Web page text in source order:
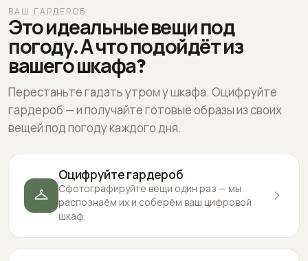
ВАШ ГАРДЕРОБ
Это идеальные вещи под
погоду. А что подойдёт из
вашего шкафа?
Перестаньте гадать утром у шкафа. Оцифруйте
гардероб — и получайте готовые образы из своих
вещей под погоду каждого дня.
Оцифруйте гардероб
Сфотографируйте вещи один раз — мы
распознаём их и соберём ваш цифровой
шкаф.